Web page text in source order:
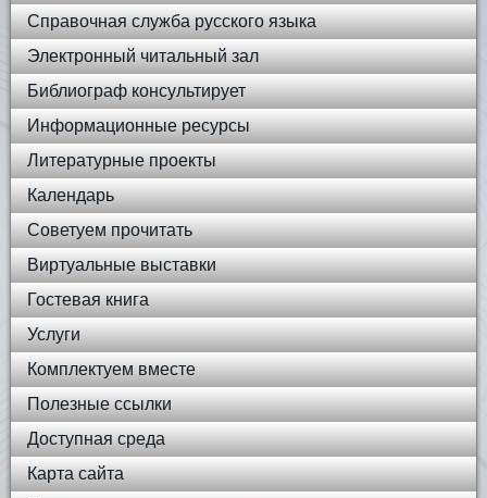
Справочная служба русского языка
Электронный читальный зал
Библиограф консультирует
Информационные ресурсы
Литературные проекты
Календарь
Советуем прочитать
Виртуальные выставки
Гостевая книга
Услуги
Комплектуем вместе
Полезные ссылки
Доступная среда
Карта сайта